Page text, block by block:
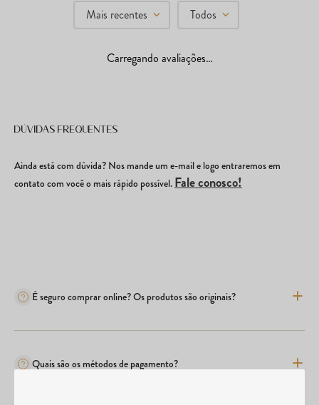
Mais recentes Todos
Carregando avaliações…
Dúvidas frequentes
Ainda está com dúvida? Nos mande um e-mail e logo entraremos em
contato com você o mais rápido possível. Fale conosco!
É seguro comprar online? Os produtos são originais?
Quais são os métodos de pagamento?